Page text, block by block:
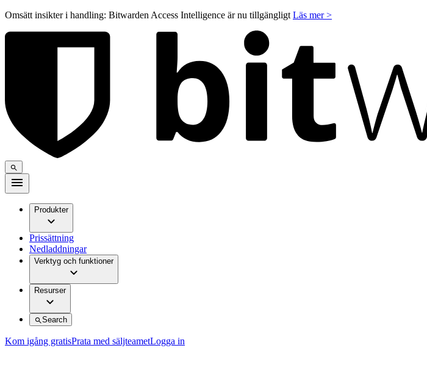
Omsätt insikter i handling: Bitwarden Access Intelligence är nu tillgängligt Läs mer >
Produkter
Prissättning
Nedladdningar
Verktyg och funktioner
Resurser
Search
Kom igång gratisPrata med säljteametLogga in